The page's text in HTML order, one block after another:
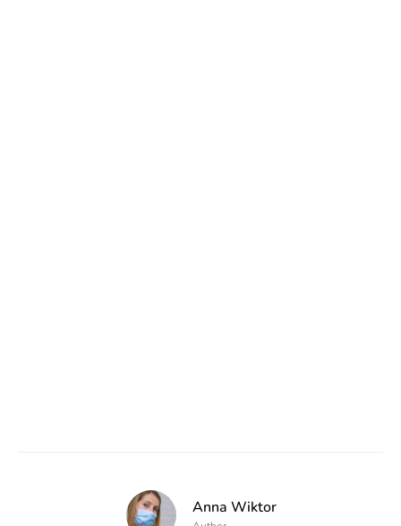
Anna Wiktor